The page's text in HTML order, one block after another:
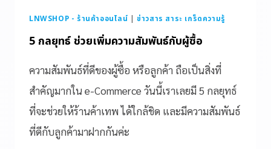
LNWSHOP - ร้านค้าออนไลน์ |ข่าวสาร สาระ เกร็ดความรู้
5 กลยุทธ์ ช่วยเพิ่มความสัมพันธ์กับผู้ซื้อ
ความสัมพันธ์ที่ดีของผู้ซื้อ หรือลูกค้า ถือเป็นสิ่งที่
สำคัญมากใน e-Commerce วันนี้เราเลยมี 5 กลยุทธ์
ที่จะช่วยให้ร้านค้าเทพ ได้ใกล้ชิด และมีความสัมพันธ์
ที่ดีกับลูกค้ามาฝากกันค่ะ